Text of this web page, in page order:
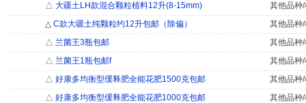
△ 大疆土LH款混合颗粒植料12升(8-15mm)
其他品种
△ C款大疆土纯颗粒约12升包邮（除偏）
其他品种
△ 兰菌王3瓶包邮
其他品种
△ 兰菌王1瓶包邮f
其他品种
△ 好康多均衡型缓释肥全能花肥1500克包邮
其他品种
△ 好康多均衡型缓释肥全能花肥1000克包邮
其他品种